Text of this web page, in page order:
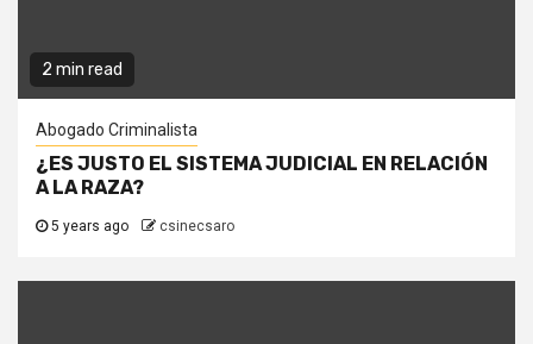
2 min read
Abogado Criminalista
¿ES JUSTO EL SISTEMA JUDICIAL EN RELACIÓN
A LA RAZA?
5 years ago csinecsaro